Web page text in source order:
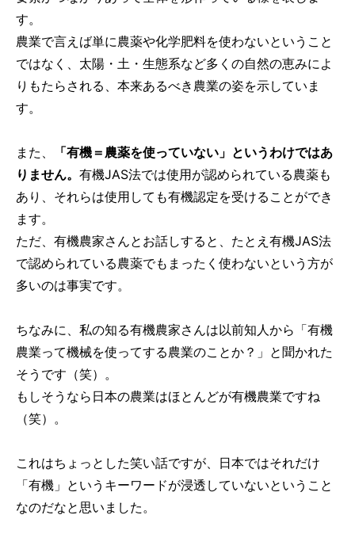
す。
農業で言えば単に農薬や化学肥料を使わないということ
ではなく、太陽・土・生態系など多くの自然の恵みによ
りもたらされる、本来あるべき農業の姿を示していま
す。
また、
「有機＝農薬を使っていない」というわけではあ
りません。 有機JAS法では使用が認められている農薬も
あり、それらは使用しても有機認定を受けることができ
ます。
ただ、有機農家さんとお話しすると、たとえ有機JAS法
で認められている農薬でもまったく使わないという方が
多いのは事実です。
ちなみに、私の知る有機農家さんは以前知人から「有機
農業って機械を使ってする農業のことか？」と聞かれた
そうです（笑）。
もしそうなら日本の農業はほとんどが有機農業ですね
（笑）。
これはちょっとした笑い話ですが、日本ではそれだけ
「有機」というキーワードが浸透していないということ
なのだなと思いました。